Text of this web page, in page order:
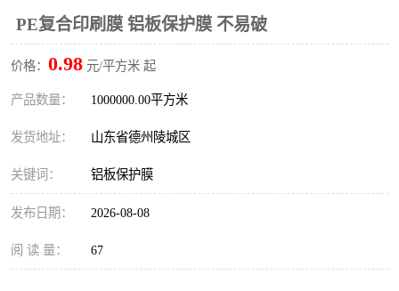
PE复合印刷膜 铝板保护膜 不易破
价格： 0.98 元/平方米 起
产品数量： 1000000.00平方米
发货地址： 山东省德州陵城区
关键词： 铝板保护膜
发布日期： 2026-08-08
阅 读 量： 67